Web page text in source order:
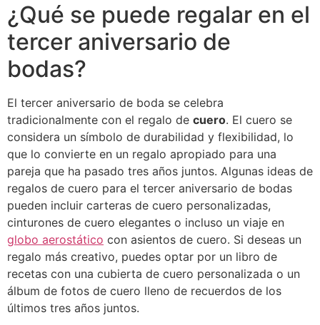
¿Qué se puede regalar en el
tercer aniversario de
bodas?
El tercer aniversario de boda se celebra
tradicionalmente con el regalo de cuero. El cuero se
considera un símbolo de durabilidad y flexibilidad, lo
que lo convierte en un regalo apropiado para una
pareja que ha pasado tres años juntos. Algunas ideas de
regalos de cuero para el tercer aniversario de bodas
pueden incluir carteras de cuero personalizadas,
cinturones de cuero elegantes o incluso un viaje en
globo aerostático con asientos de cuero. Si deseas un
regalo más creativo, puedes optar por un libro de
recetas con una cubierta de cuero personalizada o un
álbum de fotos de cuero lleno de recuerdos de los
últimos tres años juntos.